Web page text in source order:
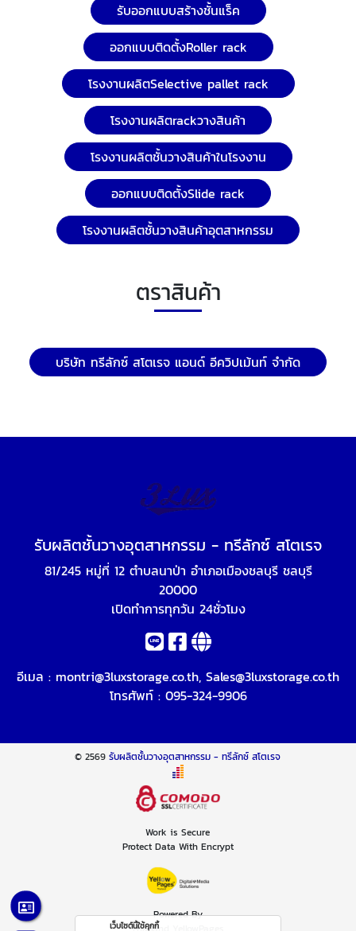
รับออกแบบสร้างชั้นแร็ค
ออกแบบติดตั้งRoller rack
โรงงานผลิตSelective pallet rack
โรงงานผลิตrackวางสินค้า
โรงงานผลิตชั้นวางสินค้าในโรงงาน
ออกแบบติดตั้งSlide rack
โรงงานผลิตชั้นวางสินค้าอุตสาหกรรม
ตราสินค้า
บริษัท ทรีลักซ์ สโตเรจ แอนด์ อีควิปเม้นท์ จำกัด
รับผลิตชั้นวางอุตสาหกรรม - ทรีลักซ์ สโตเรจ
81/245 หมู่ที่ 12 ตำบลนาป่า อำเภอเมืองชลบุรี ชลบุรี
20000
เปิดทำการทุกวัน 24ชั่วโมง
อีเมล : montri@3luxstorage.co.th, Sales@3luxstorage.co.th
โทรศัพท์ : 095-324-9906
© 2569รับผลิตชั้นวางอุตสาหกรรม - ทรีลักซ์ สโตเรจ
Work is Secure
Protect Data With Encrypt
Powered By
เว็บไซต์นี้ใช้คุกกี้